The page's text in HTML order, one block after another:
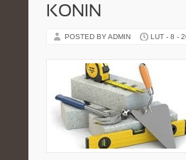
KONIN
POSTED BY ADMIN LUT - 8 -